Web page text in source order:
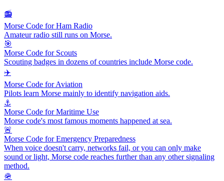
📻
Morse Code for Ham Radio
Amateur radio still runs on Morse.
🎯
Morse Code for Scouts
Scouting badges in dozens of countries include Morse code.
✈️
Morse Code for Aviation
Pilots learn Morse mainly to identify navigation aids.
⚓
Morse Code for Maritime Use
Morse code's most famous moments happened at sea.
🚨
Morse Code for Emergency Preparedness
When voice doesn't carry, networks fail, or you can only make
sound or light, Morse code reaches further than any other signaling
method.
🪖